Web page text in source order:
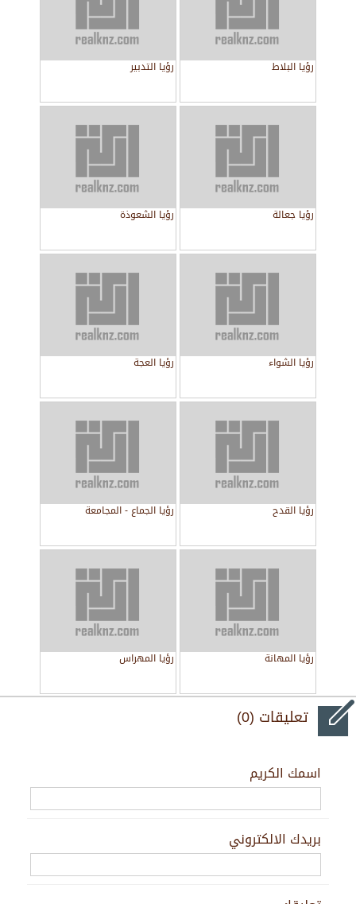
رؤيا البلاط رؤيا التدبير
رؤيا جعالة رؤيا الشعوذة
رؤيا الشواء رؤيا العجة
رؤيا القدح رؤيا الجماع - المجامعة
رؤيا المهانة رؤيا المهراس
تعليقات (0)
اسمك الكريم
بريدك الالكتروني